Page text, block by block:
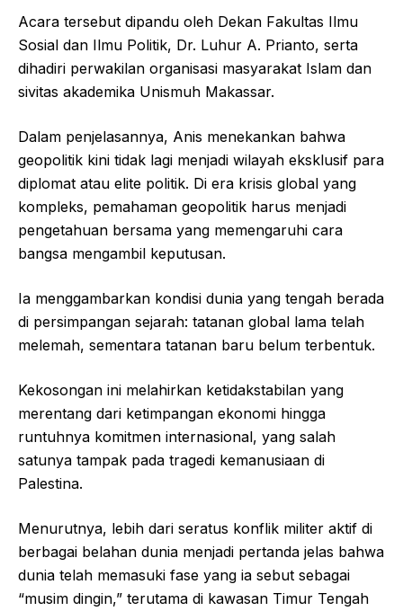
Acara tersebut dipandu oleh Dekan Fakultas Ilmu
Sosial dan Ilmu Politik, Dr. Luhur A. Prianto, serta
dihadiri perwakilan organisasi masyarakat Islam dan
sivitas akademika Unismuh Makassar.
Dalam penjelasannya, Anis menekankan bahwa
geopolitik kini tidak lagi menjadi wilayah eksklusif para
diplomat atau elite politik. Di era krisis global yang
kompleks, pemahaman geopolitik harus menjadi
pengetahuan bersama yang memengaruhi cara
bangsa mengambil keputusan.
Ia menggambarkan kondisi dunia yang tengah berada
di persimpangan sejarah: tatanan global lama telah
melemah, sementara tatanan baru belum terbentuk.
Kekosongan ini melahirkan ketidakstabilan yang
merentang dari ketimpangan ekonomi hingga
runtuhnya komitmen internasional, yang salah
satunya tampak pada tragedi kemanusiaan di
Palestina.
Menurutnya, lebih dari seratus konflik militer aktif di
berbagai belahan dunia menjadi pertanda jelas bahwa
dunia telah memasuki fase yang ia sebut sebagai
“musim dingin,” terutama di kawasan Timur Tengah